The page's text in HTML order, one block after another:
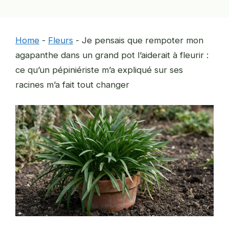
Home - Fleurs - Je pensais que rempoter mon
agapanthe dans un grand pot l’aiderait à fleurir :
ce qu’un pépiniériste m’a expliqué sur ses
racines m’a fait tout changer